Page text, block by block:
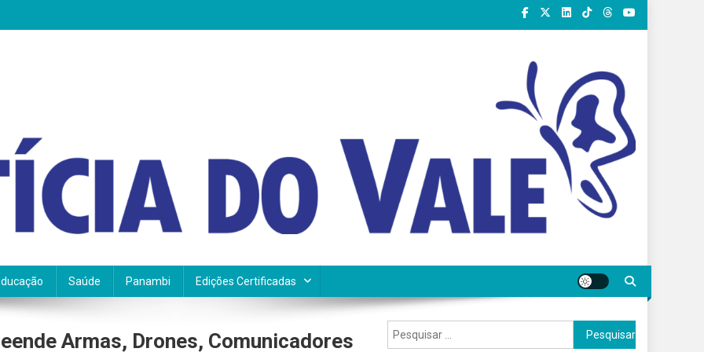
Saúde Panambi Edições Certificadas
Armas, Drones, Comunicadores
Pesquisar
por: